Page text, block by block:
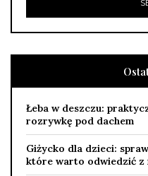
Łeba w deszczu:
rozrywkę pod dachem
Giżycko dla dzieci:
które warto odwiedzić z